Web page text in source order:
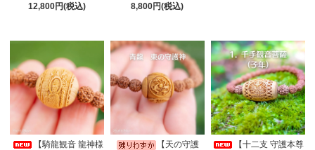
12,800円(税込)
8,800円(税込)
【騎龍観音 龍神様
【天の守護
【十二支 守護本尊